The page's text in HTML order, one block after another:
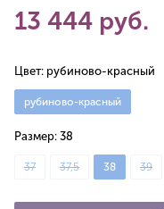
13 444 руб.
Цвет: рубиново-красный
рубиново-красный
Размер: 38
37 37,5 38 39